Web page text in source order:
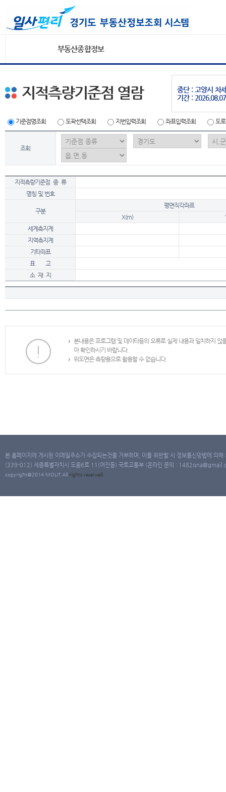
부동산종합정보
중단 : 고양시 차
기간 :
지적측량기준점 열람
기준점명조회 도곽선택조회 지번입력조회 좌표입력조회 도
조회
지적측량기준점 종 류
명칭 및 번호
구분
평면직각좌표
X(m)
세계측지계
지역측지계
기타좌표
표 고
소 재 지
본내용은 프로그램 및 데이타등의 오류로 실제 내용과 일치하지
아 확인하시기 바랍니다.
위도면은 측량용으로 활용할 수 없습니다.
본 홈페이지에 게시된 이메일주소가 수집되는것을 거부하며, 이를 위반할 시 정보통신망법에 의
(339-012) 세종특별자치시 도움6로 11(어진동) 국토교통부 (온라인 문의 :
copyright@2014 MOLIT All rights reserved.